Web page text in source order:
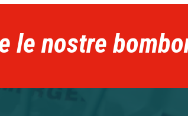
le nostre